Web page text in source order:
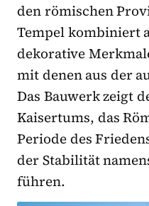
den römischen
Tempel kombiniert
dekorative
mit denen aus der
Das Bauwerk zeigt
Kaisertums, das
Periode des
der Stabilität
führen.